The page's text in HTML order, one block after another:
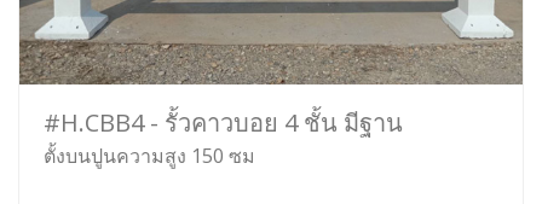
#H.CBB4 - รั้วคาวบอย 4 ชั้น มีฐาน
ตั้งบนปูนความสูง 150 ซม